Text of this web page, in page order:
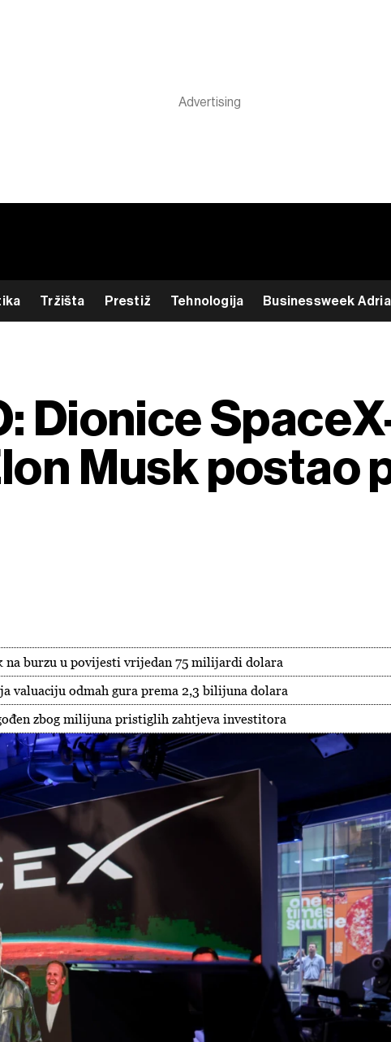
Tržišta Prestiž Tehnologija Businessweek Adria
Dionice
Musk postao
na burzu u povijesti vrijedan 75 milijardi dolara
valuaciju odmah gura prema 2,3 bilijuna dolara
zbog milijuna pristiglih zahtjeva investitora